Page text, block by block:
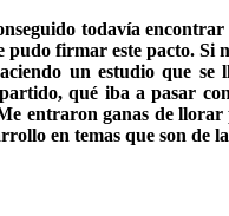
todavía
firmar este pacto.
un estudio que
qué iba a pasar
entraron ganas de
en temas que son de